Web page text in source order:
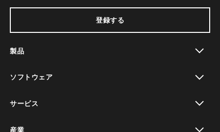
登録する
製品
ソフトウェア
サービス
産業